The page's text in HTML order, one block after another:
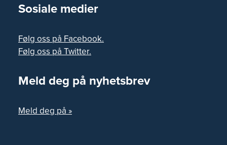
Sosiale medier
Følg oss på Facebook.
Følg oss på Twitter.
Meld deg på nyhetsbrev
Meld deg på »